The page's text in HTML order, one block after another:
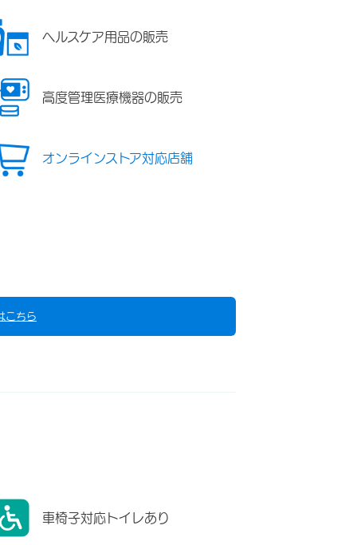
ヘルスケア用品の販売
高度管理医療機器の販売
オンラインストア対応店舗
こちら
車椅子対応トイレあり